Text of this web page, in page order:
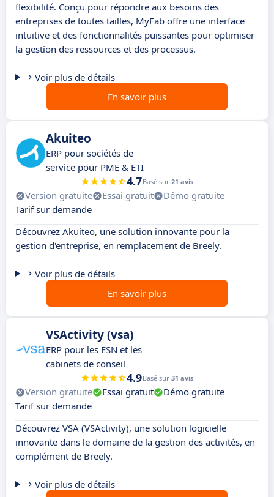
flexibilité. Conçu pour répondre aux besoins des
entreprises de toutes tailles, MyFab offre une interface
intuitive et des fonctionnalités puissantes pour optimiser
la gestion des ressources et des processus.
Voir plus de détails
En savoir plus
Akuiteo
ERP pour sociétés de
service pour PME & ETI
4.7Basé sur 21 avis
Version gratuite Essai gratuit
Démo gratuite
Tarif sur demande
Découvrez Akuiteo, une solution innovante pour la
gestion d'entreprise, en remplacement de Breely.
Voir plus de détails
En savoir plus
VSActivity (vsa)
ERP pour les ESN et les
cabinets de conseil
4.9Basé sur 31 avis
Version gratuite Essai gratuit
Démo gratuite
Tarif sur demande
Découvrez VSA (VSActivity), une solution logicielle
innovante dans le domaine de la gestion des activités, en
complément de Breely.
Voir plus de détails